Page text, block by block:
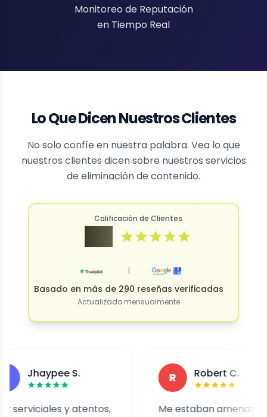
Monitoreo de Reputación
en Tiempo Real
Lo Que Dicen Nuestros Clientes
No solo confíe en nuestra palabra. Vea lo que
nuestros clientes dicen sobre nuestros servicios
de eliminación de contenido.
Calificación de Clientes
|
Basado en más de 290 reseñas verificadas
Actualizado mensualmente
S.
y atentos,
Robert C.
Me estaban amenazando